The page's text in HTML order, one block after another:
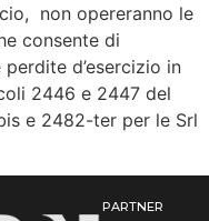
non opereranno le
consente di
d’esercizio in
2446 e 2447 del
e 2482-ter per le Srl
PARTNER